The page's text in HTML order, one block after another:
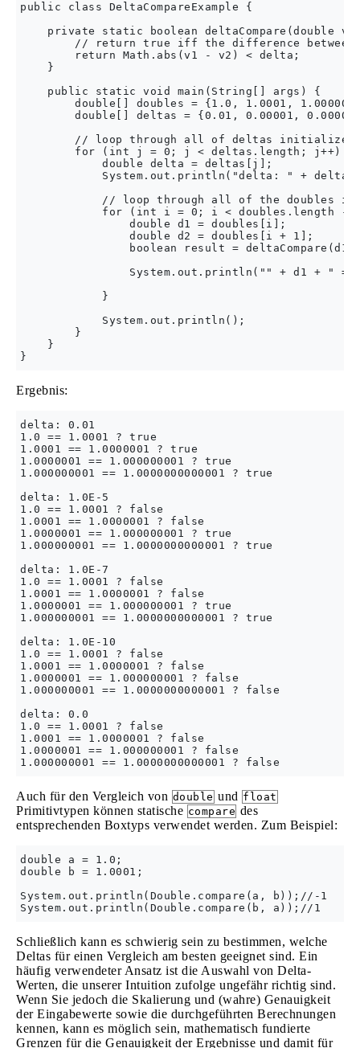
public class DeltaCompareExample {
private static boolean deltaCompare(double
// return true iff the difference
        return Math.abs(v1 - v2) < delta;
    }
    public static void main(String[] args) {
double[] doubles = {1.0, 1.0001,
double[] deltas = {0.01, 0.00001,
// loop through all of deltas initialized
        for (int j = 0; j < deltas.length; j++) {
            double delta = deltas[j];
System.out.println("delta: " +
// loop through all of the doubles
for (int i = 0; i < doubles.length -
                double d1 = doubles[i];
                double d2 = doubles[i + 1];
boolean result = deltaCompare(d1,
System.out.println("" + d1 + "
            }
            System.out.println();
        }
    }
Ergebnis:
delta: 0.01
1.0 == 1.0001 ? true
1.0001 == 1.0000001 ? true
1.0000001 == 1.000000001 ? true
1.000000001 == 1.0000000000001 ? true
delta: 1.0E-5
1.0 == 1.0001 ? false
1.0001 == 1.0000001 ? false
1.0000001 == 1.000000001 ? true
1.000000001 == 1.0000000000001 ? true
delta: 1.0E-7
1.0 == 1.0001 ? false
1.0001 == 1.0000001 ? false
1.0000001 == 1.000000001 ? true
1.000000001 == 1.0000000000001 ? true
delta: 1.0E-10
1.0 == 1.0001 ? false
1.0001 == 1.0000001 ? false
1.0000001 == 1.000000001 ? false
1.000000001 == 1.0000000000001 ? false
delta: 0.0
1.0 == 1.0001 ? false
1.0001 == 1.0000001 ? false
1.0000001 == 1.000000001 ? false
Auch für den Vergleich von double und float
Primitivtypen können statische compare des
entsprechenden Boxtyps verwendet werden. Zum Beispiel:
double a = 1.0;
double b = 1.0001;
System.out.println(Double.compare(a, b));//-1
Schließlich kann es schwierig sein zu bestimmen, welche
Deltas für einen Vergleich am besten geeignet sind. Ein
häufig verwendeter Ansatz ist die Auswahl von Delta-
Werten, die unserer Intuition zufolge ungefähr richtig sind.
Wenn Sie jedoch die Skalierung und (wahre) Genauigkeit
der Eingabewerte sowie die durchgeführten Berechnungen
kennen, kann es möglich sein, mathematisch fundierte
Grenzen für die Genauigkeit der Ergebnisse und damit für